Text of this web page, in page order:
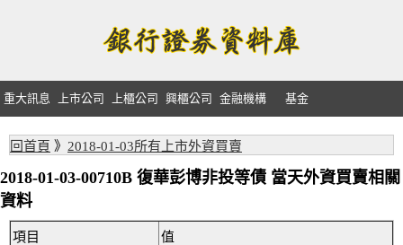
重大訊息 上市公司 上櫃公司 興櫃公司 金融機構 基金
回首頁 》 2018-01-03所有上市外資買賣
2018-01-03-00710B 復華彭博非投等債 當天外資買賣相關
資料
項目
值